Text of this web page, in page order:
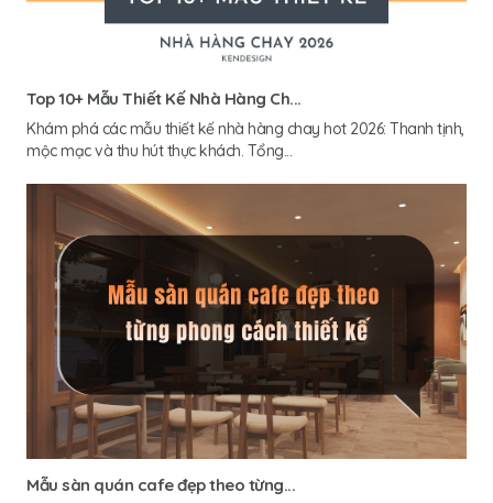
Top 10+ Mẫu Thiết Kế Nhà Hàng Ch...
Khám phá các mẫu thiết kế nhà hàng chay hot 2026: Thanh tịnh,
mộc mạc và thu hút thực khách. Tổng...
Mẫu sàn quán cafe đẹp theo từng...